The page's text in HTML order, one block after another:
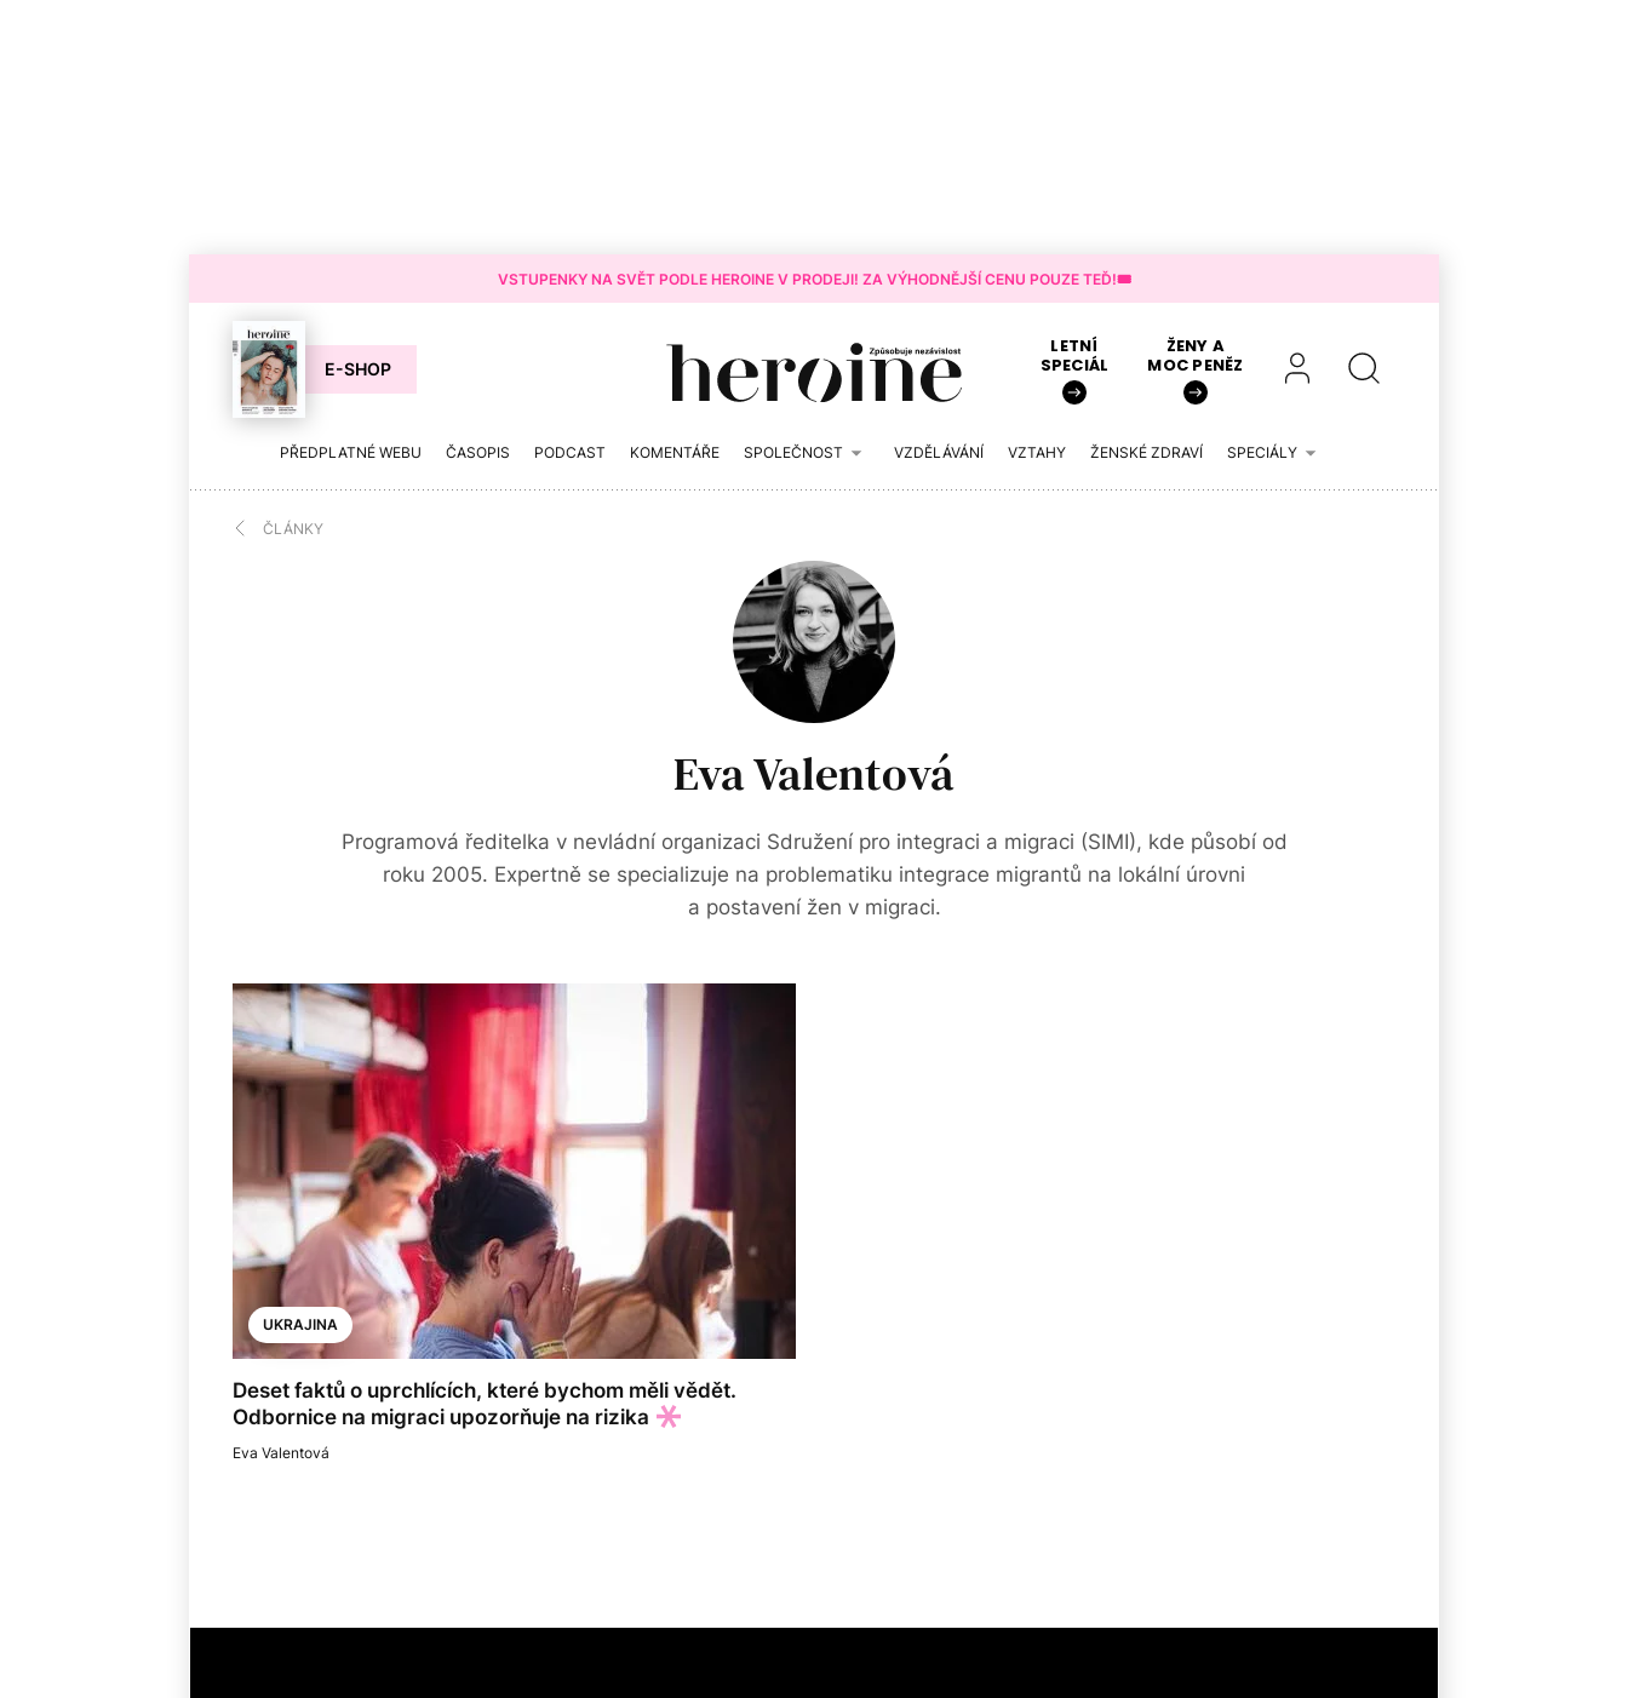
VSTUPENKY NA SVĚT PODLE HEROINE V PRODEJI! ZA VÝHODNĚJŠÍ CENU POUZE TEĎ!🎟️
E-SHOP
LETNÍ
SPECIÁL
ŽENY A
MOC PENĚZ
PŘEDPLATNÉ WEBU ČASOPIS PODCAST KOMENTÁŘE SPOLEČNOST VZDĚLÁVÁNÍ VZTAHY ŽENSKÉ ZDRAVÍ SPECIÁLY
ČLÁNKY
Eva Valentová
Programová ředitelka v nevládní organizaci Sdružení pro integraci a migraci (SIMI), kde působí od
roku 2005. Expertně se specializuje na problematiku integrace migrantů na lokální úrovni
a postavení žen v migraci.
UKRAJINA
Deset faktů o uprchlících, které bychom měli vědět.
Odbornice na migraci upozorňuje na rizika
Eva Valentová